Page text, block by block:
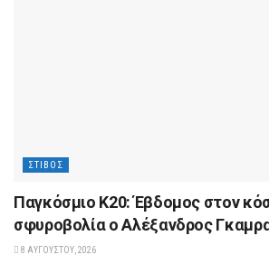
ΣΤΊΒΟΣ
Παγκόσμιο Κ20: Έβδομος στον
σφυροβολία ο Αλέξανδρος
8 ΑΥΓΟΎΣΤΟΥ, 2026